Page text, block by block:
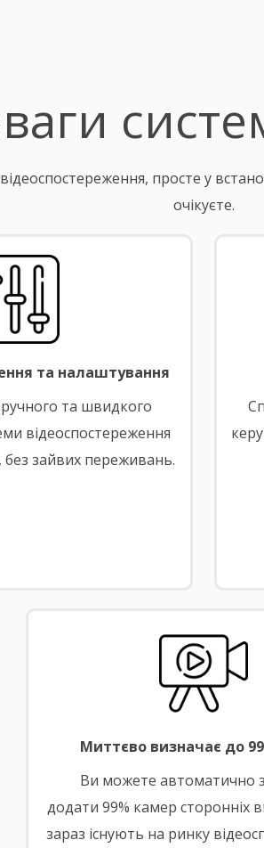
просте у
очікуєте.
та налаштування
та швидкого
відеоспостереження
зайвих переживань.
Миттєво визначає до
Ви можете автоматично
додати 99% камер сторонніх
зараз існують на ринку